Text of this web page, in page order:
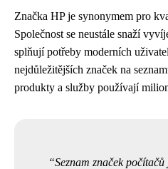
Značka HP je synonymem pro
Společnost se neustále snaží
splňují potřeby moderních
nejdůležitějších značek na
produkty a služby používají
Seznam značek